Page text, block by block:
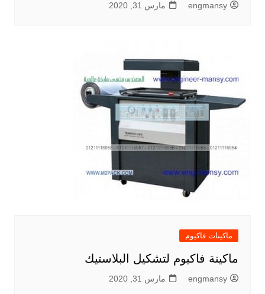
engmansy مارس 31, 2020
ماكينات فاكيوم
ماكينة فاكيوم لتشكيل البلاستيك
engmansy مارس 31, 2020